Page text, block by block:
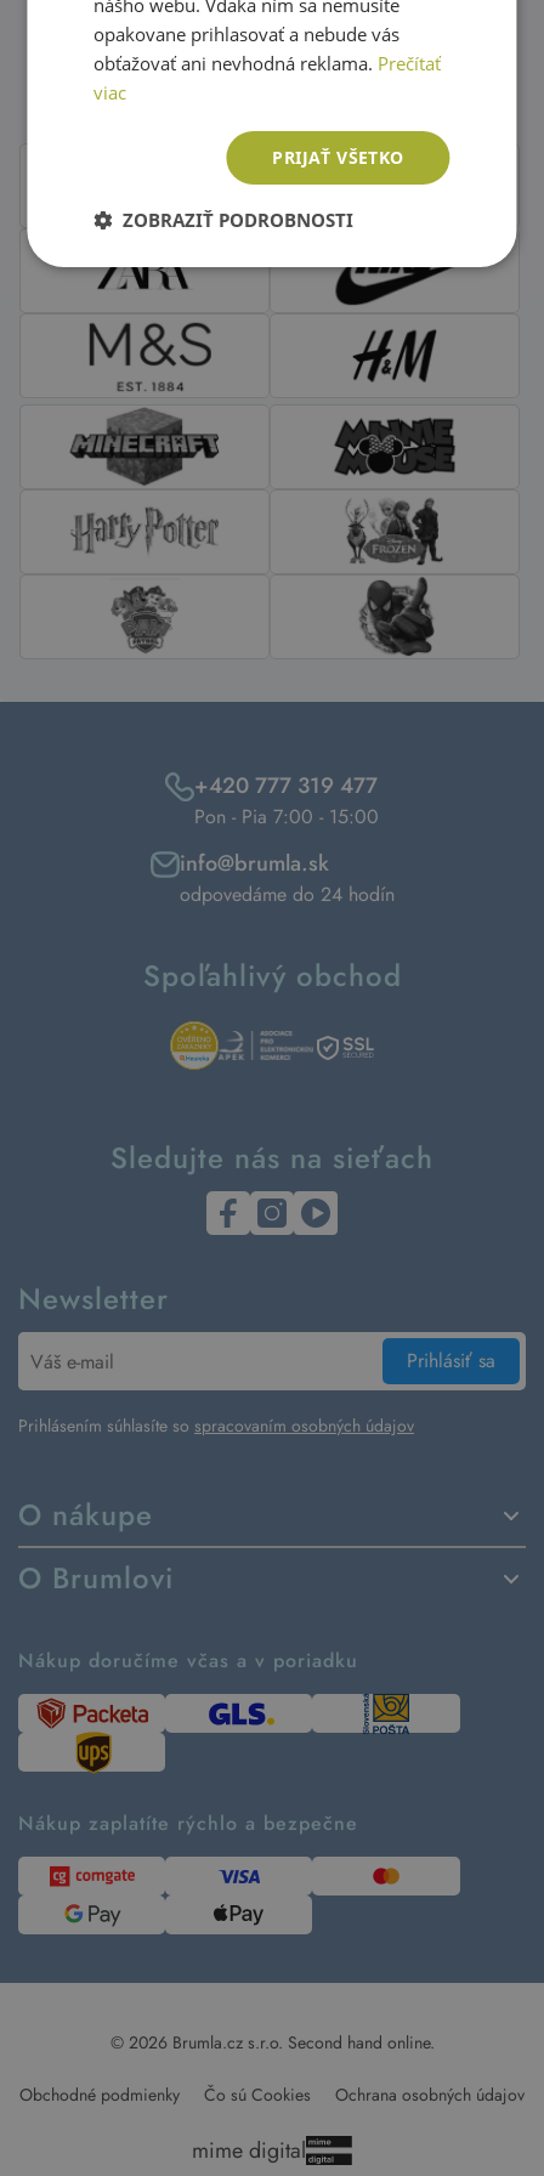
Obľúbené značky second hand
O nákupe
Spôsoby dodania a platby
Vrátenie tovaru a reklamácia
Návod ako nakupovať
Tabuľka veľkostí
Predávané značky
Kontakt
O Brumlovi
Ako tvoríme second hand
Časté otázky
Kde pomáhame
Udržateľnosť
Blog
Pre médiá
+420 777 319 477
Pon - Pia 7:00 - 15:00
info@brumla.sk
odpovedáme do 24 hodín
Spoľahlivý obchod
Sledujte nás na sieťach
Newsletter
Prihlásiť sa
Prihlásením súhlasíte so spracovaním osobných údajov
Nákup doručíme včas a v poriadku
Nákup zaplatíte rýchlo a bezpečne
© 2026 Brumla.cz s.r.o. Second hand online.
Obchodné podmienky Čo sú Cookies Ochrana osobných údajov
mime digital
nášho webu. Vďaka ním sa nemusíte
opakovane prihlasovať a nebude vás
obťažovať ani nevhodná reklama. Prečítať
viac
PRIJAŤ VŠETKO
ZOBRAZIŤ PODROBNOSTI